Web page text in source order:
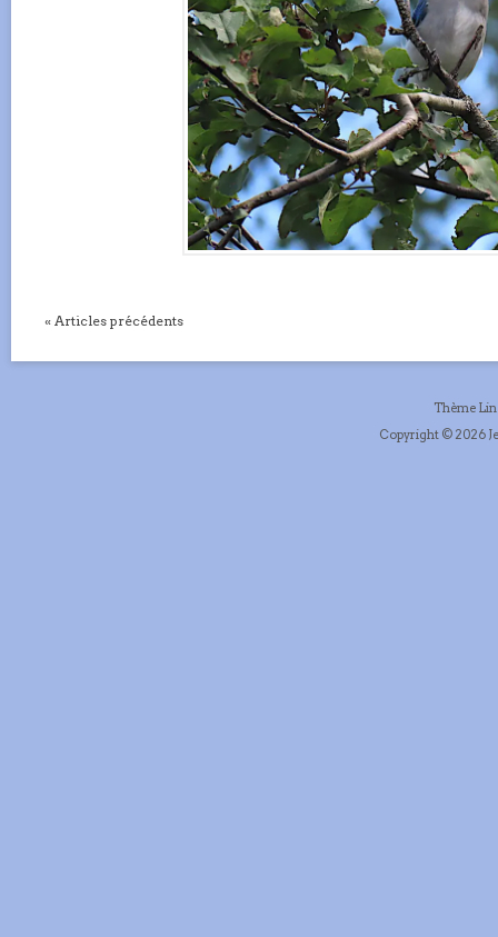
« Articles précédents
Thème
Copyright © 2026